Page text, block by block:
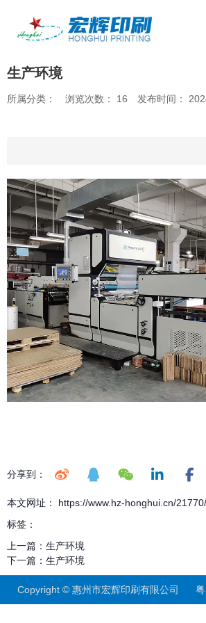
生产环境
所属分类： 浏览次数： 16 发布时间：
分享到：
本文网址： https://www.hz-honghui.cn/
标签：
上一篇： 生产环境
下一篇： 生产环境
Copyright © 惠州市宏辉印刷有限公司